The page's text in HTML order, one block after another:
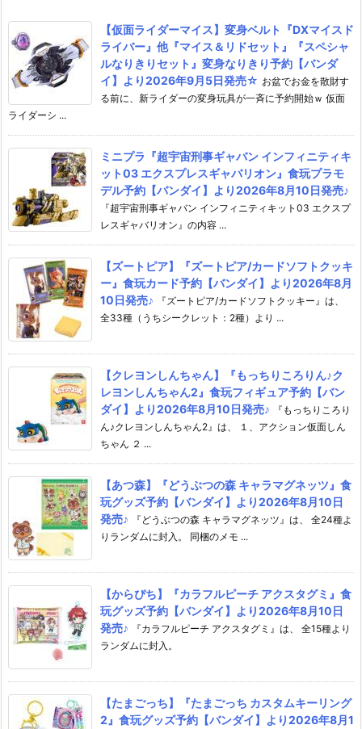
【仮面ライダーマイス】変身ベルト『DXマイスド
ライバー』他『マイス＆リドセット』『スペシャ
ルなりきりセット』変身なりきり予約【バンダ
イ】より2026年9月5日発売☆ お盆でお金を散財す
る前に、新ライダーの変身玩具が一斉に予約開始ｗ 仮面
ライダーシ ...
ミニプラ『超宇宙刑事ギャバン インフィニティキ
ット03 エクスプレスギャバリオン』食玩プラモ
デル予約【バンダイ】より2026年8月10日発売♪
『超宇宙刑事ギャバン インフィニティキット03 エクスプ
レスギャバリオン』の内容 ...
【ズートピア】『ズートピア/カードソフトクッキ
ー』食玩カード予約【バンダイ】より2026年8月
10日発売♪
『ズートピア/カードソフトクッキー』は、
全33種（うちシークレット：2種）より ...
【クレヨンしんちゃん】『もっちりころりん♪ク
レヨンしんちゃん2』食玩フィギュア予約【バン
ダイ】より2026年8月10日発売♪
『もっちりころり
ん♪クレヨンしんちゃん2』は、 １、アクション仮面しん
ちゃん ２ ...
【あつ森】『どうぶつの森 キャラマグネッツ』食
玩グッズ予約【バンダイ】より2026年8月10日
発売♪
『どうぶつの森 キャラマグネッツ』は、 全24種よ
りランダムに封入。 同梱のメモ ...
【からぴち】『カラフルピーチ アクスタグミ』食
玩グッズ予約【バンダイ】より2026年8月10日
発売♪
『カラフルピーチ アクスタグミ』は、 全15種より
ランダムに封入。
【たまごっち】『たまごっち カスタムキーリング
2』食玩グッズ予約【バンダイ】より2026年8月1